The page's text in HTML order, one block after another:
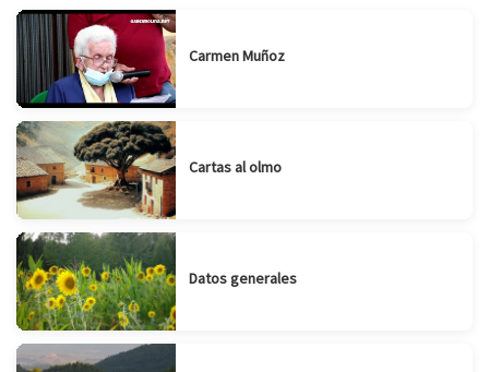
Carmen Muñoz
Cartas al olmo
Datos generales